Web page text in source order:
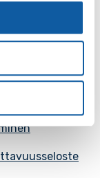
osoitetut